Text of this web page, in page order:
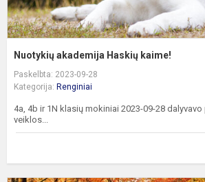
Nuotykių akademija Haskių kaime!
Paskelbta: 2023-09-28
Kategorija: Renginiai
4a, 4b ir 1N klasių mokiniai 2023-09-28
veiklos...